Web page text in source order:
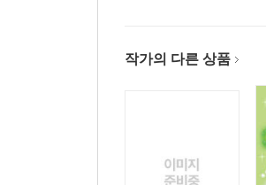
작가의 다른 상품